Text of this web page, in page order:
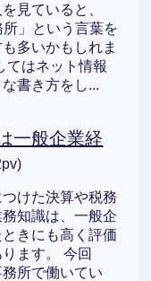
見ていると、
所」という言葉を
多いかもしれま
てはネット情報
書き方をし...
一般企業経
けた決算や税務
知識は、一般企
きにも高く評価
ます。 今回
所で働いてい